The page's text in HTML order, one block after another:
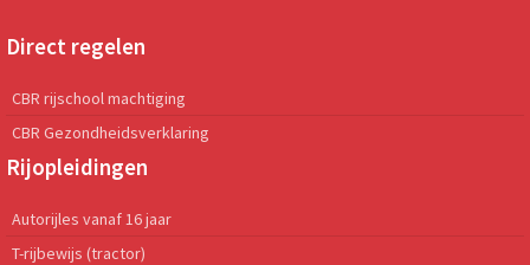
Direct regelen
CBR rijschool machtiging
CBR Gezondheidsverklaring
Rijopleidingen
Autorijles vanaf 16 jaar
T-rijbewijs (tractor)